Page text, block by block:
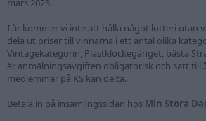
I år kommer vi inte att hålla något lotteri utan
dela ut priser till vinnarna i ett antal olika
Vintagekategorin, Plastklockegänget, bästa
är anmälningsavgiften obligatorisk och satt till
medlemmar på KS kan delta.
Betala in på insamlingssidan hos Min Stora